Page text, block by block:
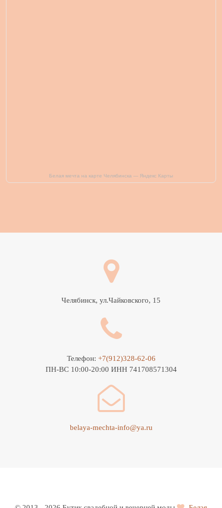
Белая мечта на карте Челябинска — Яндекс Карты
Челябинск, ул.Чайковского, 15
Телефон: +7(912)328-62-06
ПН-ВС 10:00-20:00 ИНН 741708571304
belaya-mechta-info@ya.ru